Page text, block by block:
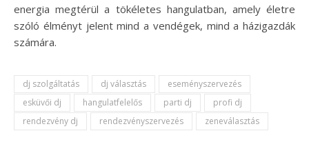
energia megtérül a tökéletes hangulatban, amely életre
szóló élményt jelent mind a vendégek, mind a házigazdák
számára.
dj szolgáltatás dj választás
eseményszervezés
esküvői dj
hangulatfelelős parti dj
profi dj
rendezvény dj
rendezvényszervezés zeneválasztás